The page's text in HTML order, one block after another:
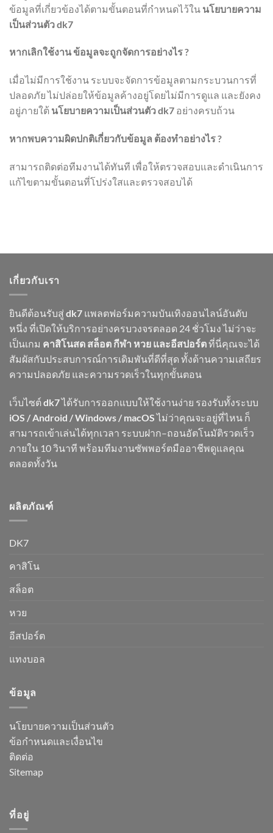
ข้อมูลที่เกี่ยวข้องได้ตามขั้นตอนที่กำหนดไว้ใน นโยบายความ
เป็นส่วนตัว dk7
หากเลิกใช้งาน ข้อมูลจะถูกจัดการอย่างไร ?
เมื่อไม่มีการใช้งาน ระบบจะจัดการข้อมูลตามกระบวนการที่
ปลอดภัย ไม่ปล่อยให้ข้อมูลค้างอยู่โดยไม่มีการดูแล และยังคง
อยู่ภายใต้ นโยบายความเป็นส่วนตัว dk7 อย่างครบถ้วน
หากพบความผิดปกติเกี่ยวกับข้อมูล ต้องทำอย่างไร ?
สามารถติดต่อทีมงานได้ทันที เพื่อให้ตรวจสอบและดำเนินการ
แก้ไขตามขั้นตอนที่โปร่งใสและตรวจสอบได้
เกี่ยวกับเรา
ยินดีต้อนรับสู่ dk7 แพลตฟอร์มความบันเทิงออนไลน์อันดับ
หนึ่ง ที่เปิดให้บริการอย่างครบวงจรตลอด 24 ชั่วโมง ไม่ว่าจะ
เป็นเกม คาสิโนสด สล็อต กีฬา หวย และอีสปอร์ตที่นี่คุณจะได้
สัมผัสกับประสบการณ์การเดิมพันที่ดีที่สุด ทั้งด้านความเสถียร
ความปลอดภัย และความรวดเร็วในทุกขั้นตอน
เว็บไซต์dk7ได้รับการออกแบบให้ใช้งานง่าย รองรับทั้งระบบ
iOS / Android / Windows / macOSไม่ว่าคุณจะอยู่ที่ไหน ก็
สามารถเข้าเล่นได้ทุกเวลา ระบบฝาก–ถอนอัตโนมัติรวดเร็ว
ภายใน 10 วินาที พร้อมทีมงานซัพพอร์ตมืออาชีพดูแลคุณ
ตลอดทั้งวัน
ผลิตภัณฑ์
DK7
คาสิโน
สล็อต
หวย
อีสปอร์ต
แทงบอล
ข้อมูล
นโยบายความเป็นส่วนตัว
ข้อกำหนดและเงื่อนไข
ติดต่อ
Sitemap
ที่อยู่